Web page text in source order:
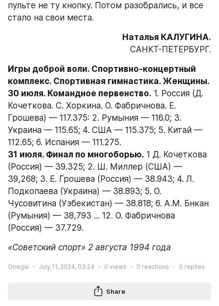
пульте не ту кнопку. Потом разобрались, и все
стало на свои места.
САНКТ-ПЕТЕРБУРГ.
Игры доброй воли. Спортивно-концертный
комплекс. Спортивная гимнастика. Женщины.
30 июля. Командное первенство. 1. Россия (Д.
Кочеткова. С. Хоркина. О. Фабричнова. Е.
Грошева) — 117.375: 2. Румыния — 116.0; 3.
Украина — 115.65; 4. США — 115.375; 5. Китай —
112.65; 6. Испания — 111.275.
31 июля. Финал по многоборью. 1 Д. Кочеткова
(Россия) — 39.325; 2. Ш. Миллер (США) —
39,268; 3. Е. Грошева (Россия) — 38.943; 4. Л.
Подкопаева (Украина) — 38.893; 5. О.
Чусовитина (Узбекистан) — 38.818; 6. А.М. Бнкан
(Румыния) — 38,793 ... 12. О. Фабричнова
(Россия) — 37.729.
«Советский спорт» 2 августа 1994 года
Onegai July 11, 2024, 03:24 0 views 0 reactions 0 replies
Share